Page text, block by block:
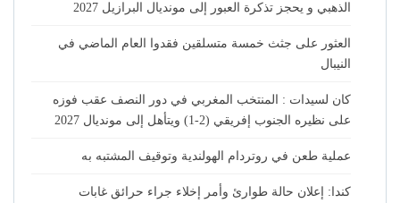
الذهبي و يحجز تذكرة العبور إلى مونديال البرازيل 2027
العثور على جثث خمسة متسلقين فقدوا العام الماضي في
النيبال
كان لسيدات : المنتخب المغربي في دور النصف عقب فوزه
على نظيره الجنوب إفريقي (2-1) ويتأهل إلى مونديال 2027
عملية طعن في روتردام الهولندية وتوقيف المشتبه به
كندا: إعلان حالة طوارئ وأمر إخلاء جراء حرائق غابات